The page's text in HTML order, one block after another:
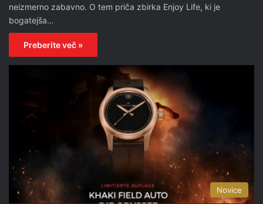
neizmerno zabavno. O tem priča zbirka Enjoy Life, ki je
bogatejša…
Preberite več »
Novice